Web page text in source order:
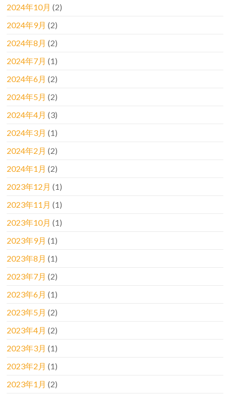
2024年10月 (2)
2024年9月 (2)
2024年8月 (2)
2024年7月 (1)
2024年6月 (2)
2024年5月 (2)
2024年4月 (3)
2024年3月 (1)
2024年2月 (2)
2024年1月 (2)
2023年12月 (1)
2023年11月 (1)
2023年10月 (1)
2023年9月 (1)
2023年8月 (1)
2023年7月 (2)
2023年6月 (1)
2023年5月 (2)
2023年4月 (2)
2023年3月 (1)
2023年2月 (1)
2023年1月 (2)